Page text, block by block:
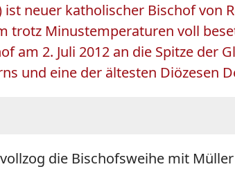
ist neuer katholischer Bischof
trotz Minustemperaturen voll
am 2. Juli 2012 an die Spitze
und eine der ältesten Diözesen
die Bischofsweihe mit